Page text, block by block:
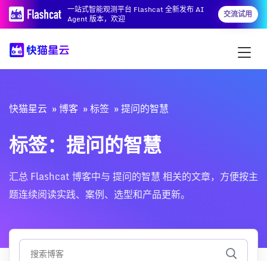
一站式智能观测平台 Flashcat 全新发布 AI
Agent 版本，欢迎
交流试用
快猫星云 博客 标签 提问的智慧
标签：提问的智慧
汇总 Flashcat 博客中与 提问的智慧 相关的文章，方便按主
题连续阅读实践、案例、选型和产品更新。